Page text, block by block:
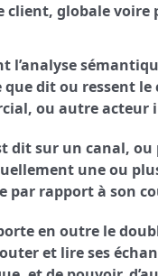
client, globale voire
l’analyse
que dit ou ressent
ou autre acteur
dit sur un canal,
une ou
par rapport à son
en outre le
et lire ses